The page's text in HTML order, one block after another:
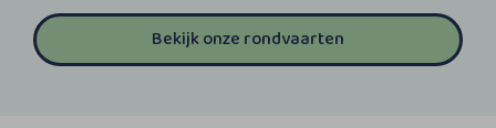
Bekijk onze rondvaarten